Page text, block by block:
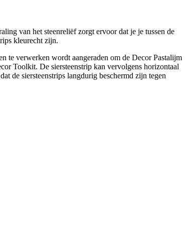
van het steenreliëf zorgt ervoor dat je je tussen de
kleurecht zijn.
te verwerken wordt aangeraden om de Decor Pastalijm
Toolkit. De siersteenstrip kan vervolgens horizontaal
de siersteenstrips langdurig beschermd zijn tegen